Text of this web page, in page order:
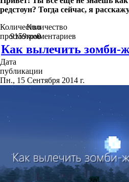
редстоун? Тогда сейчас, я
Количество
просмотров
9159
Количество
комментариев
0
Как вылечить зомби-
Дата
публикации
Пн., 15 Сентября 2014 г.